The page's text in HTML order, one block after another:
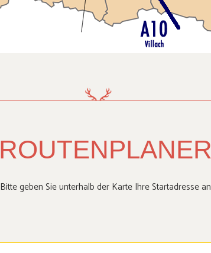
ROUTENPLANER
Bitte geben Sie unterhalb der Karte Ihre Startadresse an